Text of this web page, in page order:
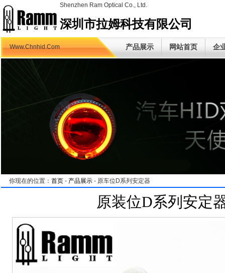
Shenzhen Ram Optical Co., Ltd.
深圳市拉姆科技有限公司
Www.Chnhid.Com 产品展示 网站首页 企
你现在的位置： 首页 - 产品展示 - 原车位D系列安定器
原装位D系列安定